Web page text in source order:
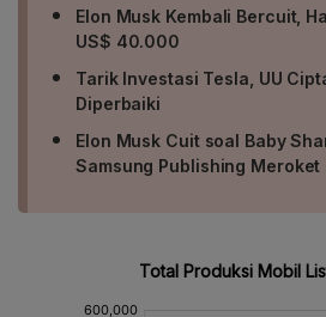
Elon Musk Kembali Bercuit,
US$ 40.000
Tarik Investasi Tesla, UU
Diperbaiki
Elon Musk Cuit soal Baby
Samsung Publishing Meroket